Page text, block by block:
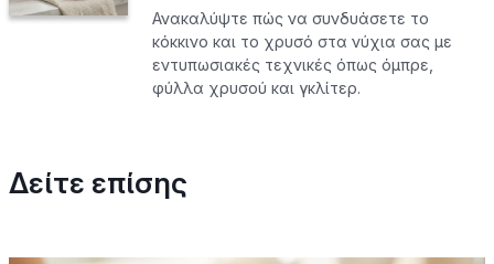
Ανακαλύψτε πώς να συνδυάσετε το
κόκκινο και το χρυσό στα νύχια σας με
εντυπωσιακές τεχνικές όπως όμπρε,
φύλλα χρυσού και γκλίτερ.
Δείτε επίσης